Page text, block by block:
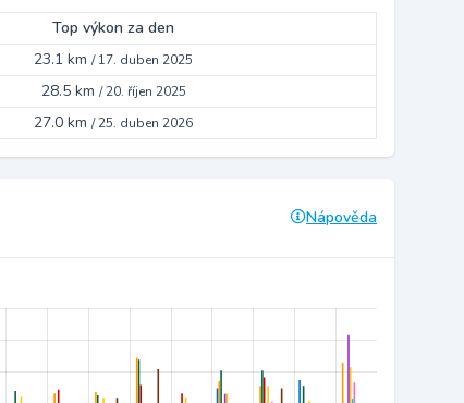
Top výkon za den
23.1 km /17. duben 2025
28.5 km /20. říjen 2025
27.0 km /25. duben 2026
Nápověda